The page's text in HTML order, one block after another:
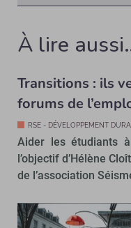
À lire
Transitions : ils
forums de
RSE - DÉVELOPPEMENT
Aider les étudiants à
l’objectif d’Hélène
de l’association